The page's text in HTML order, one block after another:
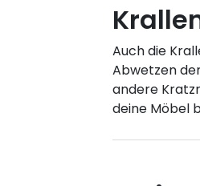
Auch die
Abwetzen
andere
deine Möbel